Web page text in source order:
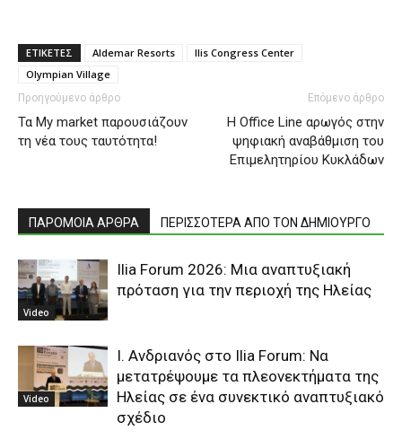
ΕΤΙΚΕΤΕΣ Aldemar Resorts
Ilis Congress Center
Olympian Village
Προηγούμενο άρθρο
Τα My market παρουσιάζουν
τη νέα τους ταυτότητα!
Επόμενο άρθρο
H Office Line αρωγός στην
ψηφιακή αναβάθμιση του
Επιμελητηρίου Κυκλάδων
ΠΑΡΟΜΟΙΑ ΑΡΘΡΑ ΠΕΡΙΣΣΟΤΕΡΑ ΑΠΟ ΤΟΝ ΔΗΜΙΟΥΡΓΟ
Video
Ilia Forum 2026: Μια αναπτυξιακή
πρόταση για την περιοχή της Ηλείας
Video
Ι. Ανδριανός στο Ilia Forum: Να
μετατρέψουμε τα πλεονεκτήματα της
Ηλείας σε ένα συνεκτικό αναπτυξιακό
σχέδιο